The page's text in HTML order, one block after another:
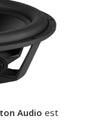
Audio est